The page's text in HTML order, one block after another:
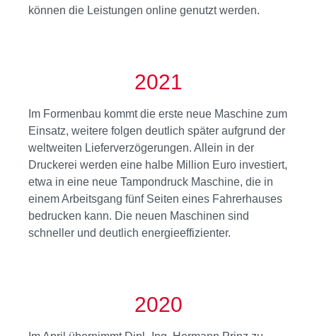
können die Leistungen online genutzt werden.
2021
Im Formenbau kommt die erste neue Maschine zum
Einsatz, weitere folgen deutlich später aufgrund der
weltweiten Lieferverzögerungen. Allein in der
Druckerei werden eine halbe Million Euro investiert,
etwa in eine neue Tampondruck Maschine, die in
einem Arbeitsgang fünf Seiten eines Fahrerhauses
bedrucken kann. Die neuen Maschinen sind
schneller und deutlich energieeffizienter.
2020